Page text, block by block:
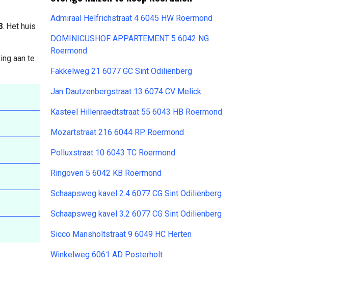
. Het huis
aan te
Admiraal Helfrichstraat 4 6045 HW Roermond
DOMINICUSHOF APPARTEMENT 5 6042 NG
Roermond
Fakkelweg 21 6077 GC Sint Odiliënberg
Jan Dautzenbergstraat 13 6074 CV Melick
Kasteel Hillenraedtstraat 55 6043 HB Roermond
Mozartstraat 216 6044 RP Roermond
Polluxstraat 10 6043 TC Roermond
Ringoven 5 6042 KB Roermond
Schaapsweg kavel 2.4 6077 CG Sint Odiliënberg
Schaapsweg kavel 3.2 6077 CG Sint Odiliënberg
Sicco Mansholtstraat 9 6049 HC Herten
Winkelweg 6061 AD Posterholt